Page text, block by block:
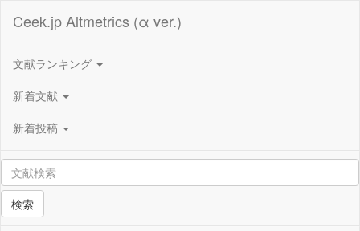
Ceek.jp Altmetrics (α ver.)
文献ランキング
新着文献
新着投稿
検索